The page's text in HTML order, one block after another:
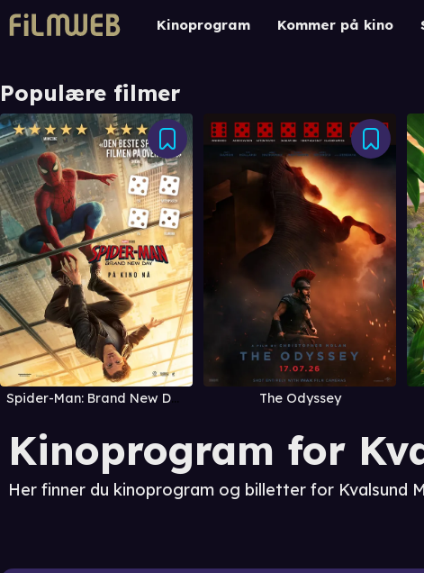
Kinoprogram Kommer på kino
Populære filmer
Spider-Man: Brand New Day The Odyssey
Kinoprogram for
Her finner du kinoprogram og billetter for Kvalsund